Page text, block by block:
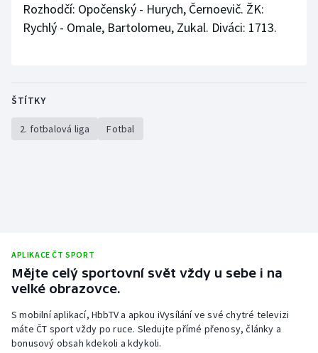
Rozhodčí: Opočenský - Hurych, Černoevič. ŽK:
Rychlý - Omale, Bartolomeu, Zukal. Diváci: 1713.
ŠTÍTKY
2. fotbalová liga Fotbal
APLIKACE ČT SPORT
Mějte celý sportovní svět vždy u sebe i na
velké obrazovce.
S mobilní aplikací, HbbTV a apkou iVysílání ve své chytré televizi
máte ČT sport vždy po ruce. Sledujte přímé přenosy, články a
bonusový obsah kdekoli a kdykoli.